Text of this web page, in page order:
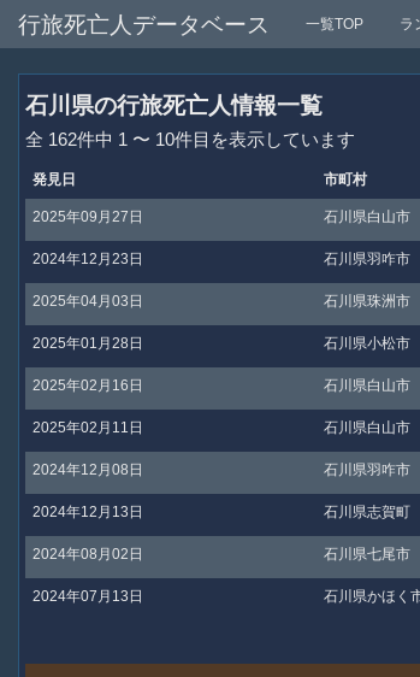
行旅死亡人データベース 一覧TOP ラ
石川県の行旅死亡人情報一覧
全 162件中 1 〜 10件目を表示しています
発見日 市町村
2025年09月27日 石川県白山市
2024年12月23日 石川県羽咋市
2025年04月03日 石川県珠洲市
2025年01月28日 石川県小松市
2025年02月16日 石川県白山市
2025年02月11日 石川県白山市
2024年12月08日 石川県羽咋市
2024年12月13日 石川県志賀町
2024年08月02日 石川県七尾市
2024年07月13日 石川県かほく